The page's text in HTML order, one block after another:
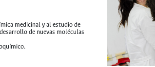
medicinal y al estudio de
de nuevas moléculas